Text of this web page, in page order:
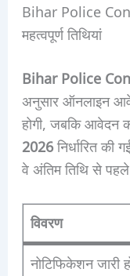
Bihar Police
महत्वपूर्ण तिथियां
Bihar Police
अनुसार ऑनलाइन
होगी, जबकि आवेदन
2026निर्धारित की
वे अंतिम तिथि से
विवरण
नोटिफिकेशन जारी